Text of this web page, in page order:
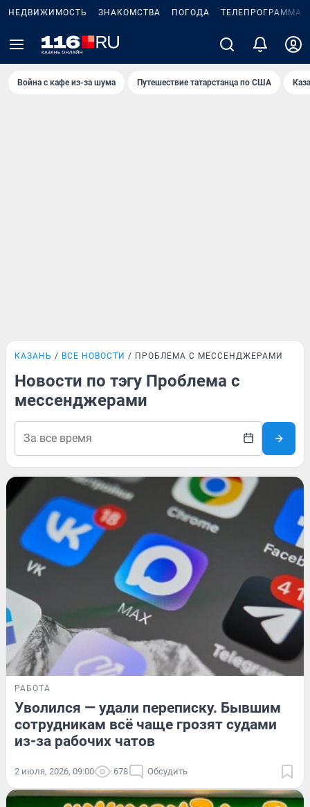
НЕДВИЖИМОСТЬ ЗНАКОМСТВА ПОГОДА ТЕЛЕПРОГРАММА
Война с кафе из-за шума Путешествие татарстанца по США
КАЗАНЬ ВСЕ НОВОСТИ ПРОБЛЕМА С МЕССЕНДЖЕРАМИ
Новости по тэгу Проблема с
мессенджерами
РАБОТА
Уволился — удали переписку. Бывшим
сотрудникам всё чаще грозят судами
из-за рабочих чатов
2 июля, 2026, 09:00 678 Обсудить